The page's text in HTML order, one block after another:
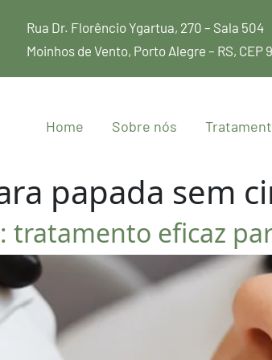
Rua Dr. Florêncio Ygartua, 270 – Sala 504
Moinhos de Vento, Porto Alegre – RS, CEP
Home Sobre nós
papada sem
tratamento eficaz